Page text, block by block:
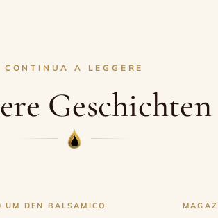
CONTINUA A LEGGERE
Geschichten
UM DEN BALSAMICO